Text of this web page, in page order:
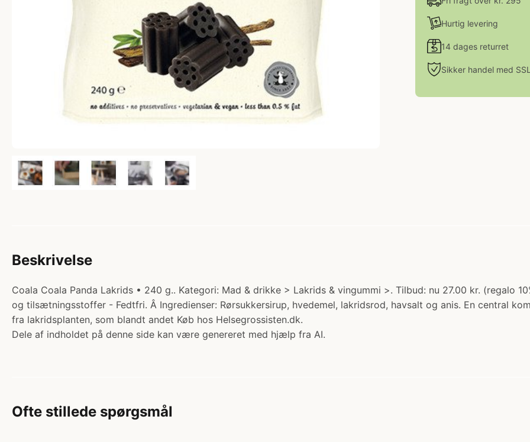
Hurtig levering
14 dages returret
Sikker handel med SSL
Beskrivelse
Coala Coala Panda Lakrids • 240 g.. Kategori: Mad & drikke > Lakrids & vingummi >. Tilbud: nu 27.00 kr. (regalo
og tilsætningsstoffer - Fedtfri. Â Ingredienser: Rørsukkersirup, hvedemel, lakridsrod, havsalt og anis. En central
fra lakridsplanten, som blandt andet Køb hos Helsegrossisten.dk.
Dele af indholdet på denne side kan være genereret med hjælp fra AI.
Ofte stillede spørgsmål